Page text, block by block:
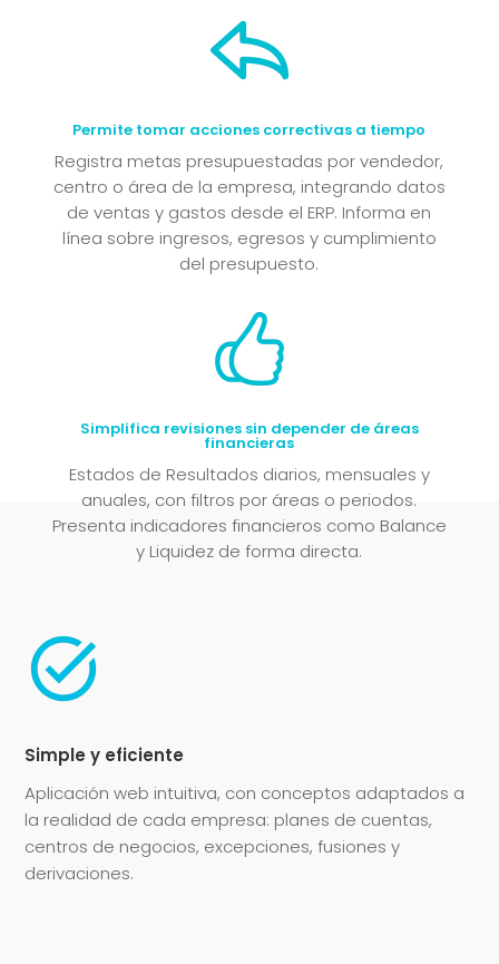
Permite tomar acciones correctivas a tiempo
Registra metas presupuestadas por vendedor,
centro o área de la empresa, integrando datos
de ventas y gastos desde el ERP. Informa en
línea sobre ingresos, egresos y cumplimiento
del presupuesto.
Simplifica revisiones sin depender de áreas
financieras
Estados de Resultados diarios, mensuales y
anuales, con filtros por áreas o periodos.
Presenta indicadores financieros como Balance
y Liquidez de forma directa.
Simple y eficiente
Aplicación web intuitiva, con conceptos adaptados a
la realidad de cada empresa: planes de cuentas,
centros de negocios, excepciones, fusiones y
derivaciones.